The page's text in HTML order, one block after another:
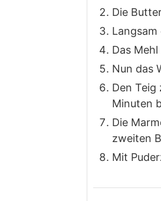
Die
Das
Nun das
Den
Minuten
Die
zweiten
Mit